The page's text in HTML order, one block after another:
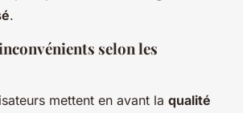
.
selon les
mettent en avant la qualité